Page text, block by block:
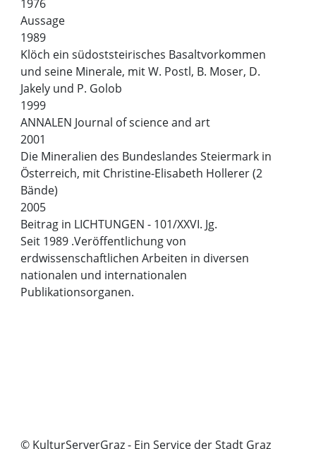
1976
Aussage
1989
Klöch ein südoststeirisches Basaltvorkommen
und seine Minerale, mit W. Postl, B. Moser, D.
Jakely und P. Golob
1999
ANNALEN Journal of science and art
2001
Die Mineralien des Bundeslandes Steiermark in
Österreich, mit Christine-Elisabeth Hollerer (2
Bände)
2005
Beitrag in LICHTUNGEN - 101/XXVI. Jg.
Seit 1989 .Veröffentlichung von
erdwissenschaftlichen Arbeiten in diversen
nationalen und internationalen
Publikationsorganen.
© KulturServerGraz - Ein Service der Stadt Graz